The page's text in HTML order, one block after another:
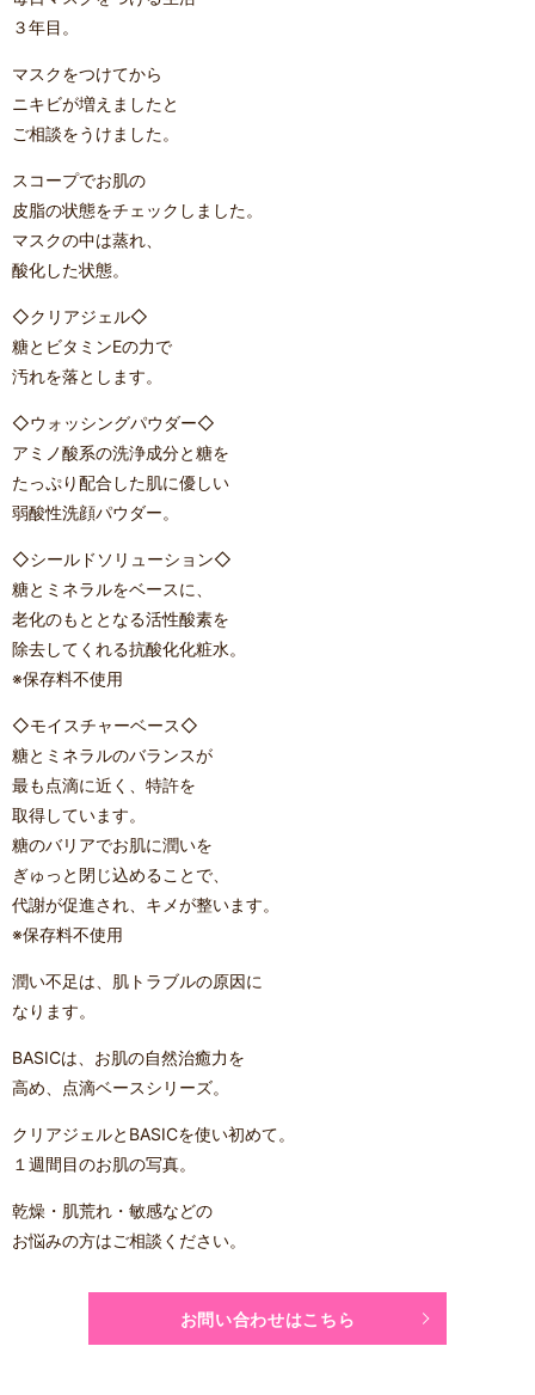
３年目。
マスクをつけてから
ニキビが増えましたと
ご相談をうけました。
スコープでお肌の
皮脂の状態をチェックしました。
マスクの中は蒸れ、
酸化した状態。
◇クリアジェル◇
糖とビタミンEの力で
汚れを落とします。
◇ウォッシングパウダー◇
アミノ酸系の洗浄成分と糖を
たっぷり配合した肌に優しい
弱酸性洗顔パウダー。
◇シールドソリューション◇
糖とミネラルをベースに、
老化のもととなる活性酸素を
除去してくれる抗酸化化粧水。
※保存料不使用
◇モイスチャーベース◇
糖とミネラルのバランスが
最も点滴に近く、特許を
取得しています。
糖のバリアでお肌に潤いを
ぎゅっと閉じ込めることで、
代謝が促進され、キメが整います。
※保存料不使用
潤い不足は、肌トラブルの原因に
なります。
BASICは、お肌の自然治癒力を
高め、点滴ベースシリーズ。
クリアジェルとBASICを使い初めて。
１週間目のお肌の写真。
乾燥・肌荒れ・敏感などの
お悩みの方はご相談ください。
お問い合わせはこちら